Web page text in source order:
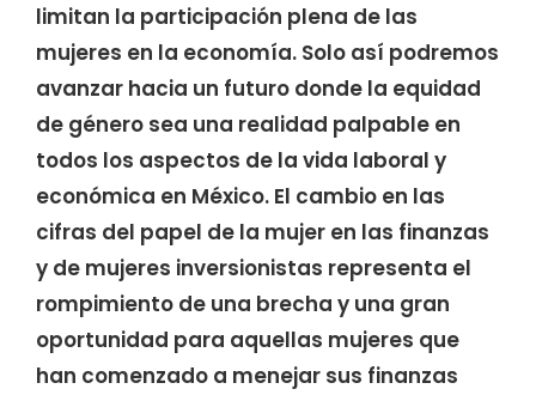
limitan la participación plena de las
mujeres en la economía. Solo así podremos
avanzar hacia un futuro donde la equidad
de género sea una realidad palpable en
todos los aspectos de la vida laboral y
económica en México. El cambio en las
cifras del papel de la mujer en las finanzas
y de mujeres inversionistas representa el
rompimiento de una brecha y una gran
oportunidad para aquellas mujeres que
han comenzado a menejar sus finanzas